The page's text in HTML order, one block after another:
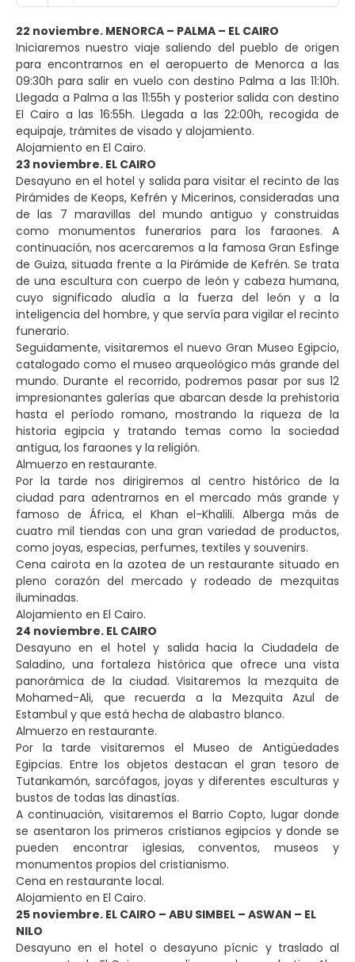
22 noviembre. MENORCA – PALMA – EL CAIRO
Iniciaremos nuestro viaje saliendo del pueblo de origen
para encontrarnos en el aeropuerto de Menorca a las
09:30h para salir en vuelo con destino Palma a las 11:10h.
Llegada a Palma a las 11:55h y posterior salida con destino
El Cairo a las 16:55h. Llegada a las 22:00h, recogida de
equipaje, trámites de visado y alojamiento.
Alojamiento en El Cairo.
23 noviembre. EL CAIRO
Desayuno en el hotel y salida para visitar el recinto de las
Pirámides de Keops, Kefrén y Micerinos, consideradas una
de las 7 maravillas del mundo antiguo y construidas
como monumentos funerarios para los faraones. A
continuación, nos acercaremos a la famosa Gran Esfinge
de Guiza, situada frente a la Pirámide de Kefrén. Se trata
de una escultura con cuerpo de león y cabeza humana,
cuyo significado aludía a la fuerza del león y a la
inteligencia del hombre, y que servía para vigilar el recinto
funerario.
Seguidamente, visitaremos el nuevo Gran Museo Egipcio,
catalogado como el museo arqueológico más grande del
mundo. Durante el recorrido, podremos pasar por sus 12
impresionantes galerías que abarcan desde la prehistoria
hasta el período romano, mostrando la riqueza de la
historia egipcia y tratando temas como la sociedad
antigua, los faraones y la religión.
Almuerzo en restaurante.
Por la tarde nos dirigiremos al centro histórico de la
ciudad para adentrarnos en el mercado más grande y
famoso de África, el Khan el-Khalili. Alberga más de
cuatro mil tiendas con una gran variedad de productos,
como joyas, especias, perfumes, textiles y souvenirs.
Cena cairota en la azotea de un restaurante situado en
pleno corazón del mercado y rodeado de mezquitas
iluminadas.
Alojamiento en El Cairo.
24 noviembre. EL CAIRO
Desayuno en el hotel y salida hacia la Ciudadela de
Saladino, una fortaleza histórica que ofrece una vista
panorámica de la ciudad. Visitaremos la mezquita de
Mohamed-Ali, que recuerda a la Mezquita Azul de
Estambul y que está hecha de alabastro blanco.
Almuerzo en restaurante.
Por la tarde visitaremos el Museo de Antigüedades
Egipcias. Entre los objetos destacan el gran tesoro de
Tutankamón, sarcófagos, joyas y diferentes esculturas y
bustos de todas las dinastías.
A continuación, visitaremos el Barrio Copto, lugar donde
se asentaron los primeros cristianos egipcios y donde se
pueden encontrar iglesias, conventos, museos y
monumentos propios del cristianismo.
Cena en restaurante local.
Alojamiento en El Cairo.
25 noviembre. EL CAIRO – ABU SIMBEL – ASWAN – EL
NILO
Desayuno en el hotel o desayuno pícnic y traslado al